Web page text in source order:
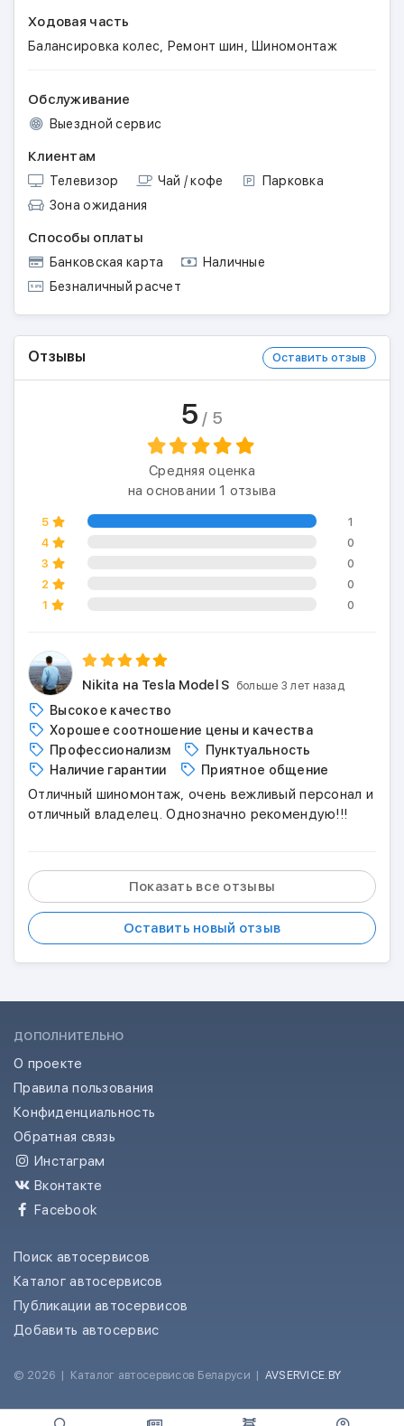
Ходовая часть
Балансировка колес, Ремонт шин,Шиномонтаж
Обслуживание
Выездной сервис
Клиентам
Телевизор Чай / кофе
Парковка
Зона ожидания
Способы оплаты
Банковская карта
Наличные
Безналичный расчет
Отзывы Оставить отзыв
5 / 5
Средняя оценка
на основании 1 отзыва
5
1
4
0
3
0
2
0
1
0
Nikita на Tesla Model S больше 3 лет назад
Высокое качество
Хорошее соотношение цены и качества
Профессионализм
Пунктуальность
Наличие гарантии
Приятное общение
Отличный шиномонтаж, очень вежливый персонал и
отличный владелец. Однозначно рекомендую!!!
Показать все отзывы
Оставить новый отзыв
ДОПОЛНИТЕЛЬНО
О проекте
Правила пользования
Конфиденциальность
Обратная связь
Инстаграм
Вконтакте
Facebook
Поиск автосервисов
Каталог автосервисов
Публикации автосервисов
Добавить автосервис
© 2026 | Каталог автосервисов Беларуси | AVSERVICE.BY